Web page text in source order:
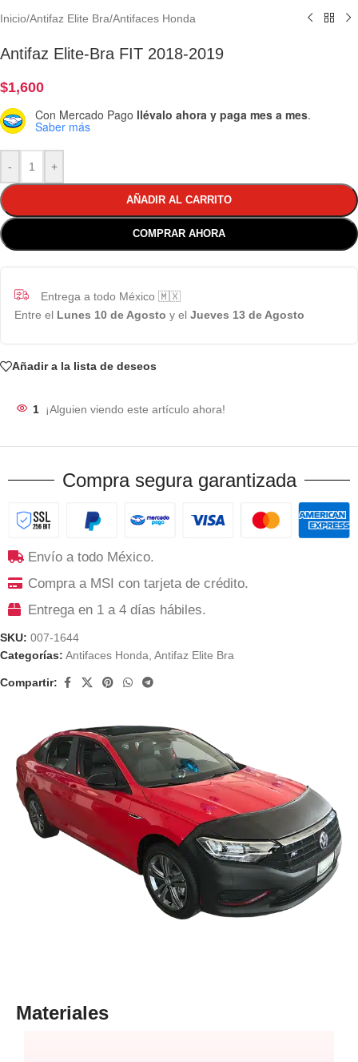
Inicio/Antifaz Elite Bra/Antifaces Honda
Antifaz Elite-Bra FIT 2018-2019
$1,600
Con Mercado Pago llévalo ahora y paga mes a mes.
Saber más
- +
AÑADIR AL CARRITO
COMPRAR AHORA
Entrega a todo México 🇲🇽
Entre el Lunes 10 de Agosto y el Jueves 13 de Agosto
Añadir a la lista de deseos
1 ¡Alguien viendo este artículo ahora!
Compra segura garantizada
Envío a todo México.
Compra a MSI con tarjeta de crédito.
Entrega en 1 a 4 días hábiles.
SKU: 007-1644
Categorías: Antifaces Honda Antifaz Elite Bra
Compartir:
Materiales